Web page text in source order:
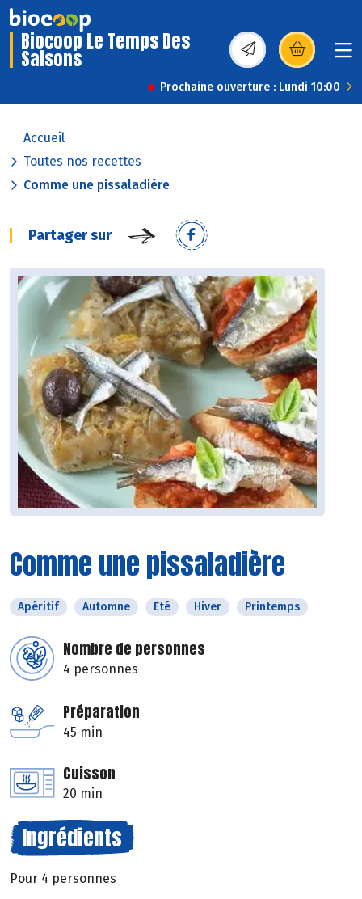
Biocoop Le Temps Des
Saisons (s’ouvre dans une
Prochaine ouverture : Lundi 10:00
Accueil
Toutes nos recettes
Comme une pissaladière
Partager sur
Comme une pissaladière
Apéritif Automne Eté Hiver Printemps
Nombre de personnes
4 personnes
Préparation
45 min
Cuisson
20 min
Ingrédients
Pour 4 personnes